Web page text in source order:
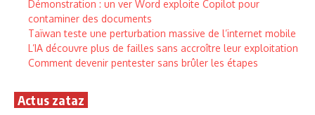
Démonstration : un ver Word exploite Copilot pour
contaminer des documents
Taïwan teste une perturbation massive de l’internet mobile
L’IA découvre plus de failles sans accroître leur exploitation
Comment devenir pentester sans brûler les étapes
Actus zataz